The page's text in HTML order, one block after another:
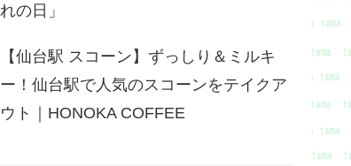
れの日」
【仙台駅 スコーン】ずっしり＆ミルキ
ー！仙台駅で人気のスコーンをテイクア
ウト｜HONOKA COFFEE